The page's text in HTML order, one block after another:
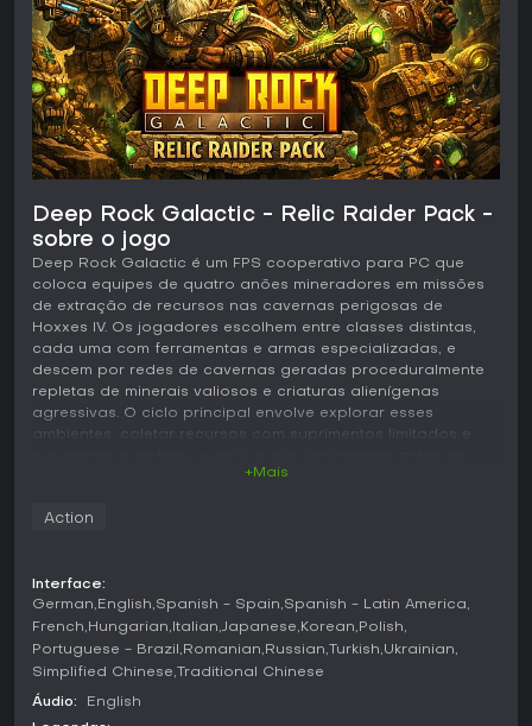
Deep Rock Galactic - Relic Raider Pack -
sobre o jogo
Deep Rock Galactic é um FPS cooperativo para PC que
coloca equipes de quatro anões mineradores em missões
de extração de recursos nas cavernas perigosas de
Hoxxes IV. Os jogadores escolhem entre classes distintas,
cada uma com ferramentas e armas especializadas, e
descem por redes de cavernas geradas proceduralmente
repletas de minerais valiosos e criaturas alienígenas
agressivas. O ciclo principal envolve explorar esses
ambientes, coletar recursos com suprimentos limitados e
chamar a cápsula de extração.
Jogabilidade
remodelado em tempo real para abrir caminhos ou criar
posições defensivas. Cada classe oferece habilidades
únicas - desde poder de fogo pesado até ferramentas de
suporte -, incentivando a divisão de tarefas como perfurar
rocha ou posicionar torres automáticas. Recursos como
nitra e ouro são usados tanto para melhorias quanto para
o processo de extração, enquanto o constante avanço de
+Mais
Action
Interface:
German English Spanish - Spain Spanish - Latin America
French Hungarian Italian Japanese Korean Polish
Portuguese - Brazil
Romanian Russian Turkish Ukrainian
Simplified Chinese Traditional Chinese
Áudio:
English